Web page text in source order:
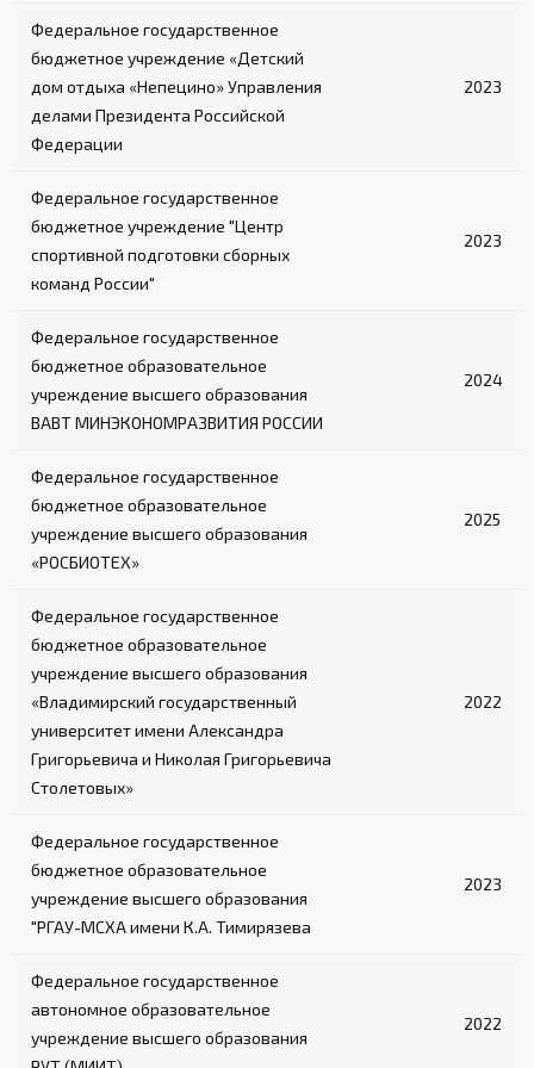
Федеральное государственное
бюджетное учреждение «Детский
дом отдыха «Непецино» Управления
делами Президента Российской
Федерации
2023
Федеральное государственное
бюджетное учреждение "Центр
спортивной подготовки сборных
команд России"
2023
Федеральное государственное
бюджетное образовательное
учреждение высшего образования
ВАВТ МИНЭКОНОМРАЗВИТИЯ РОССИИ
2024
Федеральное государственное
бюджетное образовательное
учреждение высшего образования
«РОСБИОТЕХ»
2025
Федеральное государственное
бюджетное образовательное
учреждение высшего образования
«Владимирский государственный
университет имени Александра
Григорьевича и Николая Григорьевича
Столетовых»
2022
Федеральное государственное
бюджетное образовательное
учреждение высшего образования
"РГАУ-МСХА имени К.А. Тимирязева
2023
Федеральное государственное
автономное образовательное
учреждение высшего образования
2022